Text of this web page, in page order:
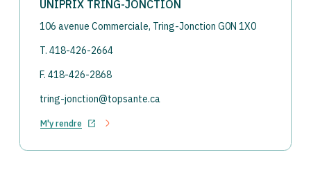
UNIPRIX TRING-JONCTION
106 avenue Commerciale, Tring-Jonction G0N 1X0
T. 418-426-2664
F. 418-426-2868
tring-jonction@topsante.ca
M'y rendreOuvrir dans un nouvel onglet